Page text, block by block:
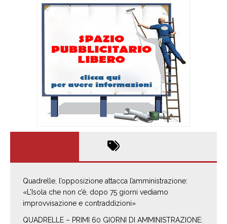
Quadrelle, l’opposizione attacca l’amministrazione:
«L’Isola che non c’è, dopo 75 giorni vediamo
improvvisazione e contraddizioni»
QUADRELLE – PRIMI 60 GIORNI DI AMMINISTRAZIONE: